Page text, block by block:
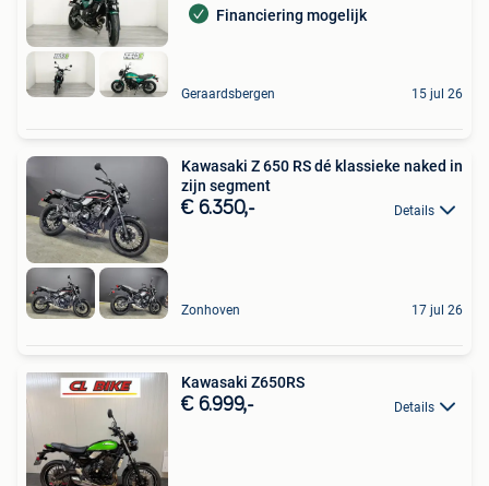
Financiering mogelijk
Geraardsbergen 15 jul 26
Kawasaki Z 650 RS dé klassieke naked in
zijn segment
€ 6.350,- Details
Zonhoven 17 jul 26
Kawasaki Z650RS
€ 6.999,- Details